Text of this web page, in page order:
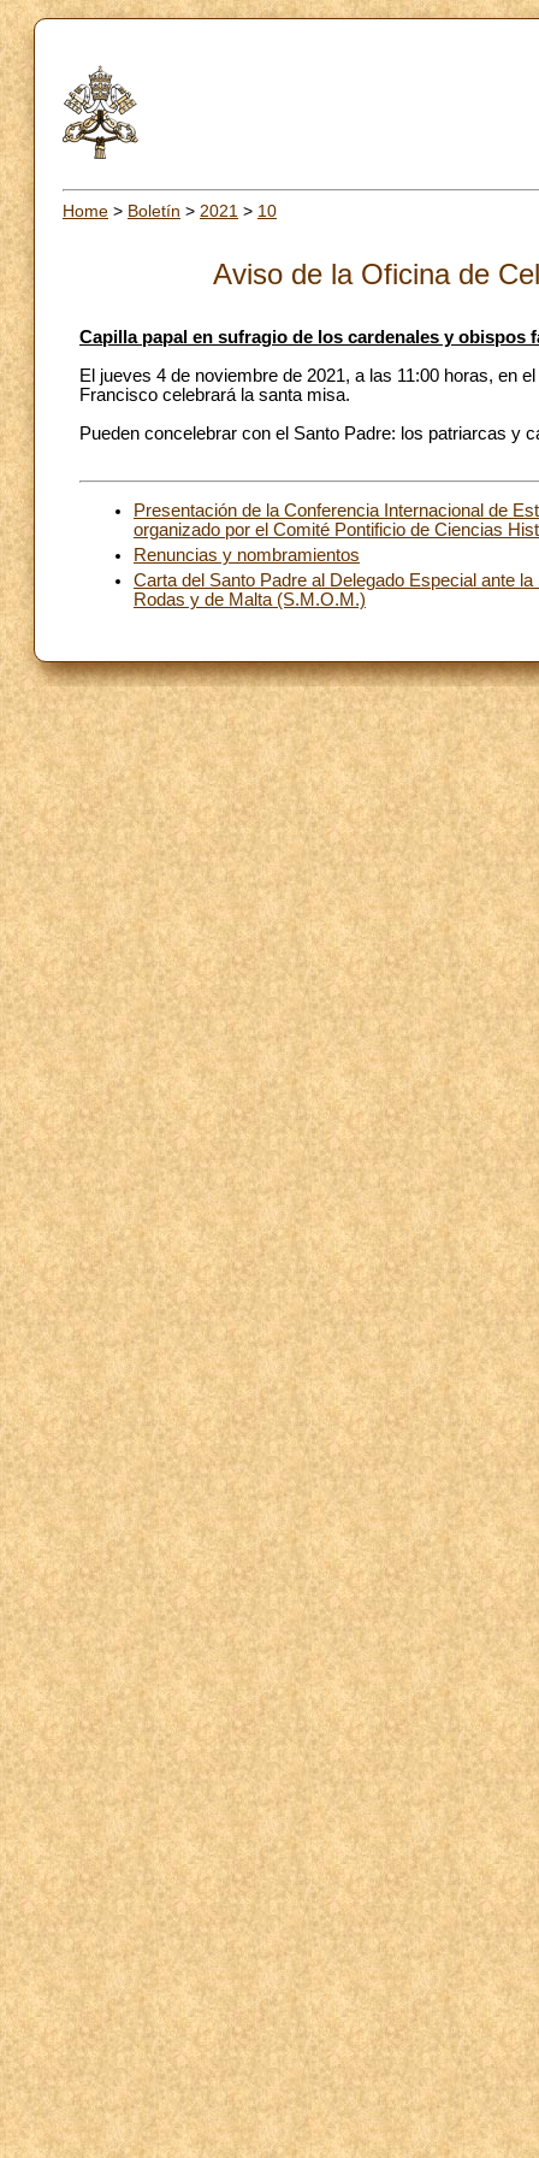
Home > Boletín > 2021 > 10
Aviso de la Oficina de
Capilla papal en sufragio de los cardenales y obispos
El jueves 4 de noviembre de 2021, a las 11:00 horas, en
Francisco celebrará la santa misa.
Pueden concelebrar con el Santo Padre: los patriarcas y
Presentación de la Conferencia Internacional de
organizado por el Comité Pontificio de Ciencias
Renuncias y nombramientos
Carta del Santo Padre al Delegado Especial ante
Rodas y de Malta (S.M.O.M.)